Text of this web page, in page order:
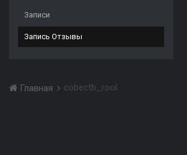
Записи
Запись Отзывы
Главная cobectb_rool